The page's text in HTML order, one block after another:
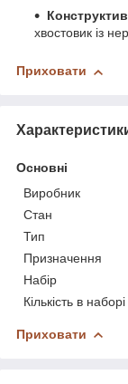
хвостовик із
Приховати
Основні
Виробник
Стан
Тип
Призначення
Набір
Кількість в наборі
Приховати